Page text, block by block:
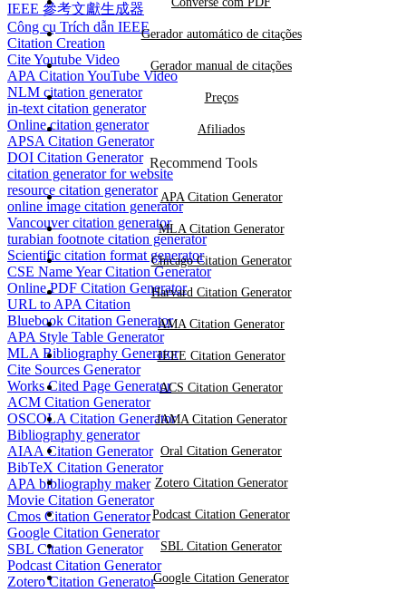
IEEE 參考文獻生成器
Công cụ Trích dẫn IEEE
Citation Creation
Cite Youtube Video
APA Citation YouTube Video
NLM citation generator
in-text citation generator
Online citation generator
APSA Citation Generator
DOI Citation Generator
citation generator for website
resource citation generator
online image citation generator
Vancouver citation generator
turabian footnote citation generator
Scientific citation format generator
CSE Name Year Citation Generator
Online PDF Citation Generator
URL to APA Citation
Bluebook Citation Generator
APA Style Table Generator
MLA Bibliography Generator
Cite Sources Generator
Works Cited Page Generator
ACM Citation Generator
OSCOLA Citation Generator
Bibliography generator
AIAA Citation Generator
BibTeX Citation Generator
APA bibliography maker
Movie Citation Generator
Cmos Citation Generator
Google Citation Generator
SBL Citation Generator
Podcast Citation Generator
Zotero Citation Generator
permanecer em nosso programa de afiliados,
nossos parceiros precisam trazer no mínimo 1
cliente a cada 3 meses.
Novos afiliados podem criar uma conta
gratuita no Koke AI para testar o produto antes
de promovê-lo. Recompensas de assinatura
gratuita só ficam disponíveis após o
cumprimento dos requisitos de indicação
elegíveis.
As comissões não são calculadas se o cliente
estiver em um teste gratuito.
Esperamos que todos os promotores sejam
sinceros em sua promoção e não possam
trapacear. Se encontrarmos comportamento
fraudulento, interromperemos a cooperação e
cancelaremos a comissão imediatamente. Feliz
cooperação!
Gerador automático de citações
Gerador manual de citações
Preços
Afiliados
Recommend Tools
APA Citation Generator
MLA Citation Generator
Chicago Citation Generator
Harvard Citation Generator
AMA Citation Generator
IEEE Citation Generator
ACS Citation Generator
JAMA Citation Generator
Oral Citation Generator
Zotero Citation Generator
Podcast Citation Generator
SBL Citation Generator
Google Citation Generator